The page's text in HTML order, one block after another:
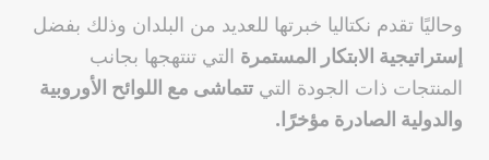
وحاليًا تقدم نكتاليا خبرتها للعديد من البلدان وذلك بفضل
إستراتيجية الابتكار المستمرة التي تنتهجها بجانب
المنتجات ذات الجودة التي تتماشى مع اللوائح الأوروبية
والدولية الصادرة مؤخرًا.